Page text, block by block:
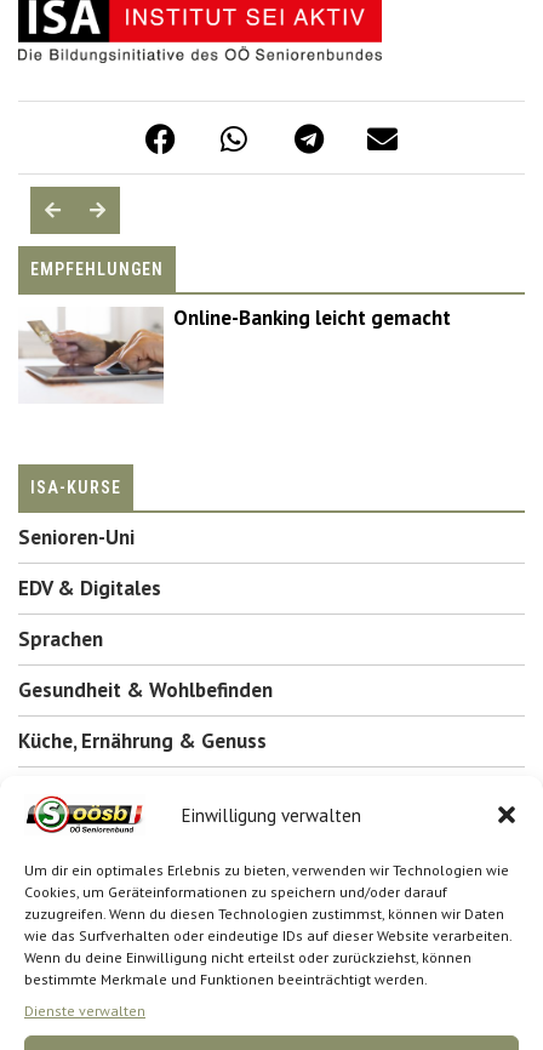
Einwilligung verwalten
Um dir ein optimales Erlebnis zu bieten, verwenden wir Technologien wie
Cookies, um Geräteinformationen zu speichern und/oder darauf
zuzugreifen. Wenn du diesen Technologien zustimmst, können wir Daten
wie das Surfverhalten oder eindeutige IDs auf dieser Website verarbeiten.
Wenn du deine Einwilligung nicht erteilst oder zurückziehst, können
bestimmte Merkmale und Funktionen beeinträchtigt werden.
Dienste verwalten
EMPFEHLUNGEN
Online-Banking leicht gemacht
ISA-KURSE
Senioren-Uni
EDV & Digitales
Sprachen
Gesundheit & Wohlbefinden
Küche, Ernährung & Genuss
Kreatives, Persönlichkeit & Recht
KURS-SUCHE